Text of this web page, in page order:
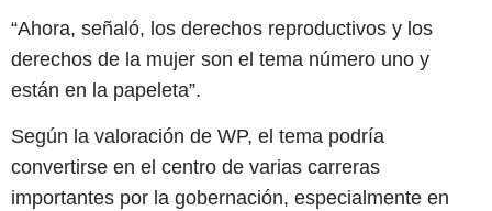
“Ahora, señaló, los derechos reproductivos y los
derechos de la mujer son el tema número uno y
están en la papeleta”.
Según la valoración de WP, el tema podría
convertirse en el centro de varias carreras
importantes por la gobernación, especialmente en